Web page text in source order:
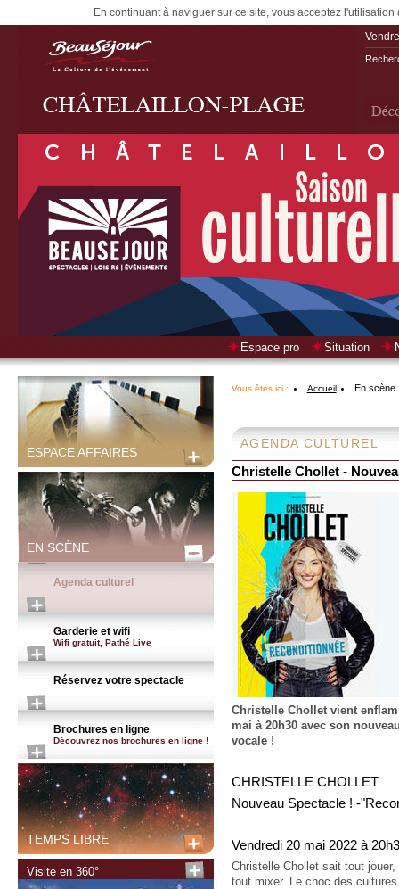
En continuant à naviguer sur ce site, vous acceptez
Espace pro Situation
ESPACE AFFAIRES
EN SCÈNE
Agenda culturel
Garderie et wifi
Wifi gratuit, Pathé Live
Réservez votre spectacle
Brochures en ligne
Découvrez nos brochures en ligne !
TEMPS LIBRE
Visite en 360°
Vous êtes ici : Accueil En scène
AGENDA CULTUREL
Christelle Chollet -
Christelle Chollet vient
mai à 20h30 avec son
vocale !
CHRISTELLE CHOLLET
Nouveau Spectacle ! -
Vendredi 20 mai 2022 à
Christelle Chollet sait tout
tout mixer. Le choc des